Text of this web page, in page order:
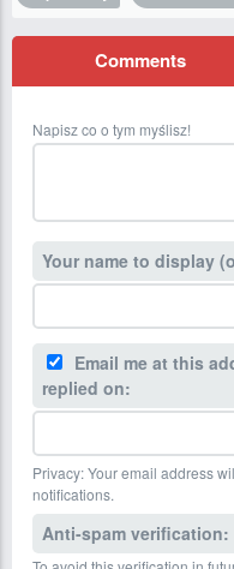
Comments
Napisz co o tym myślisz!
Your name to display
Email me at this
replied on:
Privacy: Your email address
notifications.
Anti-spam verification: